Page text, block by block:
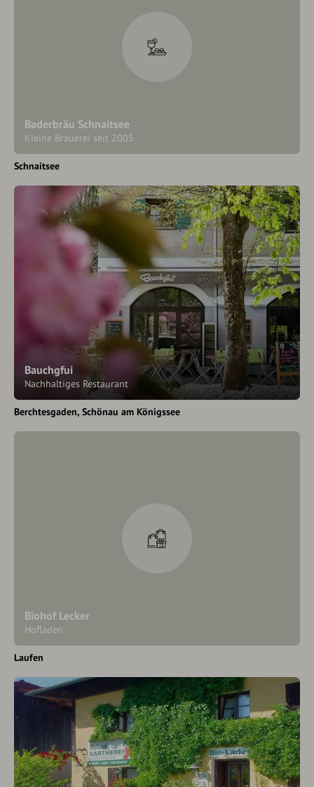
Baderbräu Schnaitsee
Kleine Brauerei seit 2005
Schnaitsee
Bauchgfui
Nachhaltiges Restaurant
Berchtesgaden Schönau am Königssee
Biohof Lecker
Hofladen
Laufen